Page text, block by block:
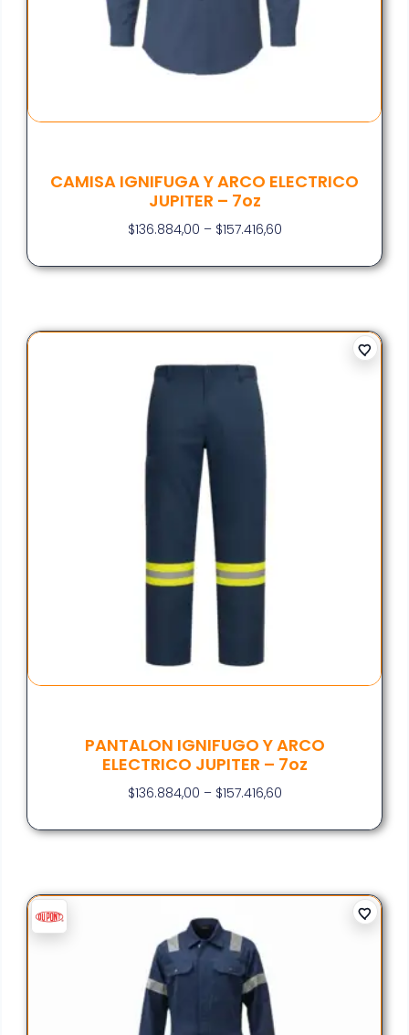
CAMISA IGNIFUGA Y ARCO ELECTRICO
JUPITER – 7oz
$136.884,00 – $157.416,60
PANTALON IGNIFUGO Y ARCO
ELECTRICO JUPITER – 7oz
$136.884,00 – $157.416,60